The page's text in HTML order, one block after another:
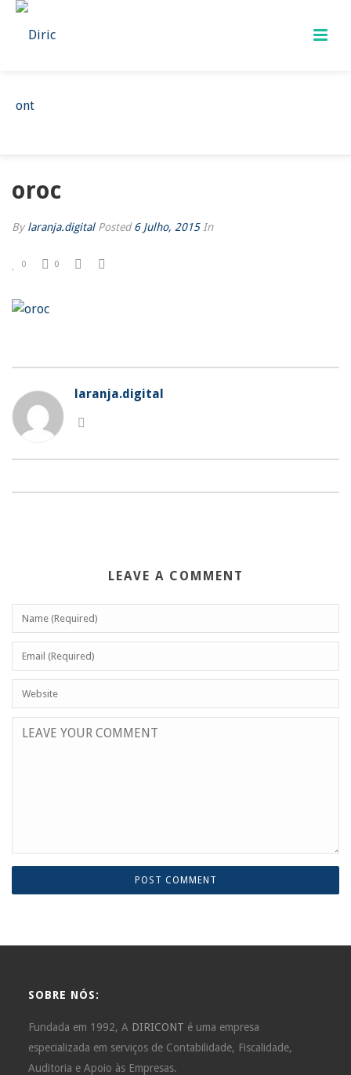
OROC
oroc
Bylaranja.digital Posted6 Julho, 2015 In
0 0
laranja.digital
LEAVE A COMMENT
SOBRE NÓS:
Fundada em 1992, A DIRICONT é uma empresa
especializada em serviços de Contabilidade, Fiscalidade,
Auditoria e Apoio às Empresas.